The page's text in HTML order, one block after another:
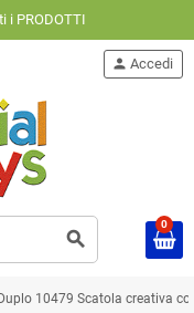
i PRODOTTI
search
person Accedi
0
10479 Scatola creativa